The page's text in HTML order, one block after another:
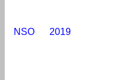
NSO
2019